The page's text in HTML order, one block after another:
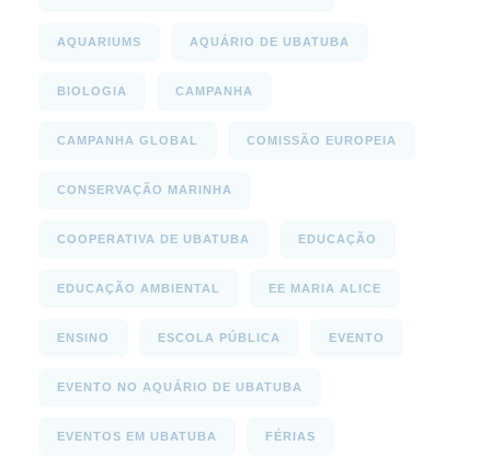
AQUARIUMS AQUÁRIO DE UBATUBA
BIOLOGIA CAMPANHA
CAMPANHA GLOBAL COMISSÃO EUROPEIA
CONSERVAÇÃO MARINHA
COOPERATIVA DE UBATUBA EDUCAÇÃO
EDUCAÇÃO AMBIENTAL EE MARIA ALICE
ENSINO ESCOLA PÚBLICA EVENTO
EVENTO NO AQUÁRIO DE UBATUBA
EVENTOS EM UBATUBA FÉRIAS